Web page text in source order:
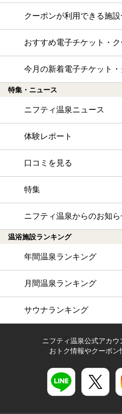
クーポンが利用できる施設
おすすめ電子チケット・
今月の新着電子チケット
特集・ニュース
ニフティ温泉ニュース
体験レポート
口コミを見る
特集
ニフティ温泉からのお知ら
温浴施設ランキング
年間温泉ランキング
月間温泉ランキング
サウナランキング
ニフティ温泉公式アカ
おトク情報やクーポン